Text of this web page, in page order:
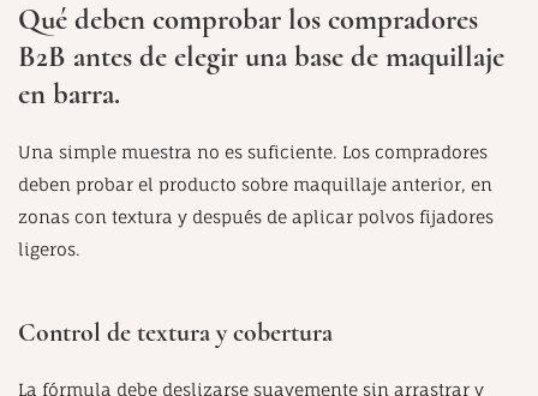
Qué deben comprobar los compradores
B2B antes de elegir una base de maquillaje
en barra.
Una simple muestra no es suficiente. Los compradores
deben probar el producto sobre maquillaje anterior, en
zonas con textura y después de aplicar polvos fijadores
ligeros.
Control de textura y cobertura
La fórmula debe deslizarse suavemente sin arrastrar y